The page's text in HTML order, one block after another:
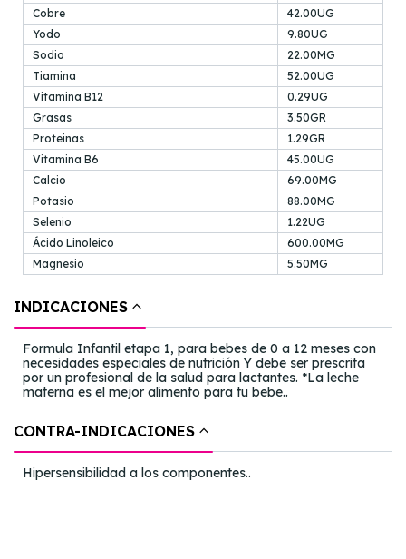
Cobre
42.00UG
Yodo
9.80UG
Sodio
22.00MG
Tiamina
52.00UG
Vitamina B12
0.29UG
Grasas
3.50GR
Proteinas
1.29GR
Vitamina B6
45.00UG
Calcio
69.00MG
Potasio
88.00MG
Selenio
1.22UG
Ácido Linoleico
600.00MG
Magnesio
5.50MG
INDICACIONES
Formula Infantil etapa 1, para bebes de 0 a 12 meses con
necesidades especiales de nutrición Y debe ser prescrita
por un profesional de la salud para lactantes. *La leche
materna es el mejor alimento para tu bebe..
CONTRA-INDICACIONES
Hipersensibilidad a los componentes..